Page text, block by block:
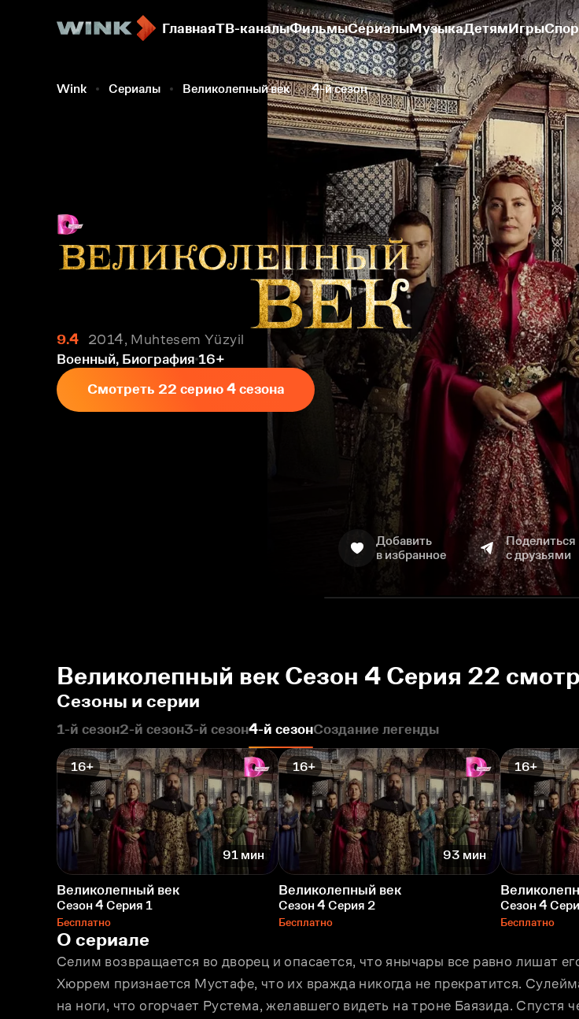
ГлавнаяТВ-каналыФильмыСериалыМузыкаДетямИгры
Wink Сериалы Великолепный век 4-й сезон 22-я серия
9.4
2014, Muhtesem Yüzyil
Военный, Биография 16+
Смотреть 22 серию 4 сезона
Добавить
в избранное
Поделиться
с друзьями
Великолепный век Сезон 4 Серия 22
Сезоны и серии
1-й сезон2-й сезон3-й сезон4-й сезонСоздание легенды
16+
91 мин
Великолепный век
Сезон 4 Серия 1
Бесплатно
16+
93 мин
Великолепный век
Сезон 4 Серия 2
Бесплатно
16+
Сезон 4
Бесплатно
О сериале
Селим возвращается во дворец и опасается, что янычары все равно лишат
Хюррем признается Мустафе, что их вражда никогда не прекратится.
на ноги, что огорчает Рустема, желавшего видеть на троне Баязида. Спустя